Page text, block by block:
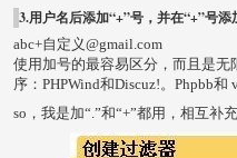
3.用户名后添加“+”号，并在“+”号添
abc+自定义@gmail.com
使用加号的最容易区分，而且是
序：PHPWind和Discuz!。Phpbb
so，我是加“.”和“+”都用，相互补充